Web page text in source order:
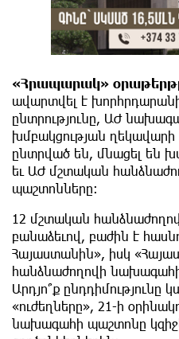
«Հրապարակ»
ավարտվել է
ընտրությունը, ԱԺ
խմբակցության ղեկավարի
ընտրված են, մնացել են
եւ ԱԺ մշտական
պաշտոնները։
12 մշտական
բանաձեւով, բաժին է
Հայաստանին», իսկ
հանձնաժողովի
Արդյո՞ք ընդդիմությունը
«ուժեղները», 21-ի
նախագահի պաշտոնը